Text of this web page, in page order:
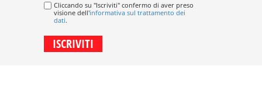
Cliccando su "Iscriviti" confermo di aver preso
visione dell'informativa sul trattamento dei
dati.